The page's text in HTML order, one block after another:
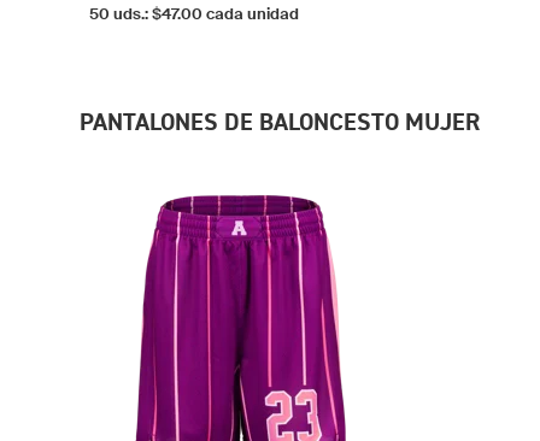
50 uds.: $47.00 cada unidad
PANTALONES DE BALONCESTO MUJER